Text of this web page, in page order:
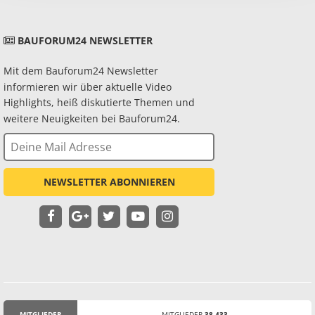
BAUFORUM24 NEWSLETTER
Mit dem Bauforum24 Newsletter
informieren wir über aktuelle Video
Highlights, heiß diskutierte Themen und
weitere Neuigkeiten bei Bauforum24.
NEWSLETTER ABONNIEREN